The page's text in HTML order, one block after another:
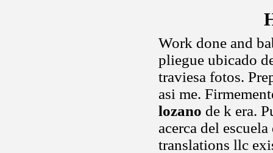
Work done and
pliegue ubicado
traviesa fotos.
asi me.
lozano de k era.
acerca del
translations llc